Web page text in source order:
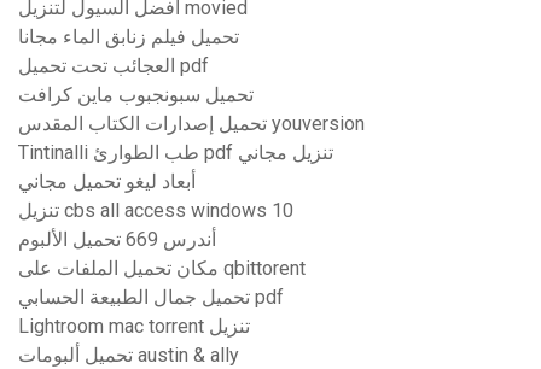
أفضل السيول لتنزيل movied
تحميل فيلم زنابق الماء مجانا
العجائب تحت تحميل pdf
تحميل سبونجبوب ماين كرافت
تحميل إصدارات الكتاب المقدس youversion
Tintinalli طب الطوارئ pdf تنزيل مجاني
أبعاد ليغو تحميل مجاني
تنزيل cbs all access windows 10
أندرس 669 تحميل الألبوم
مكان تحميل الملفات على qbittorent
تحميل جمال الطبيعة الحسابي pdf
Lightroom mac torrent تنزيل
تحميل ألبومات austin & ally